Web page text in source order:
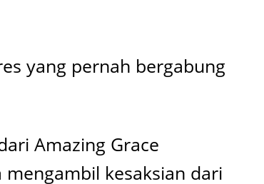
yang pernah bergabung
Amazing Grace
kesaksian dari